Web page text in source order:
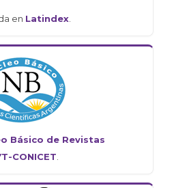
en Latindex.
Básico de Revistas
CONICET.